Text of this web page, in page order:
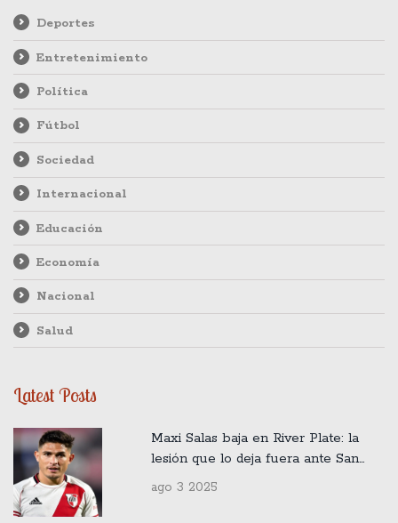
Deportes
Entretenimiento
Política
Fútbol
Sociedad
Internacional
Educación
Economía
Nacional
Salud
Latest Posts
Maxi Salas baja en River Plate: la
lesión que lo deja fuera ante San
Martín de Tucumán en Copa
Argentina
ago 3 2025